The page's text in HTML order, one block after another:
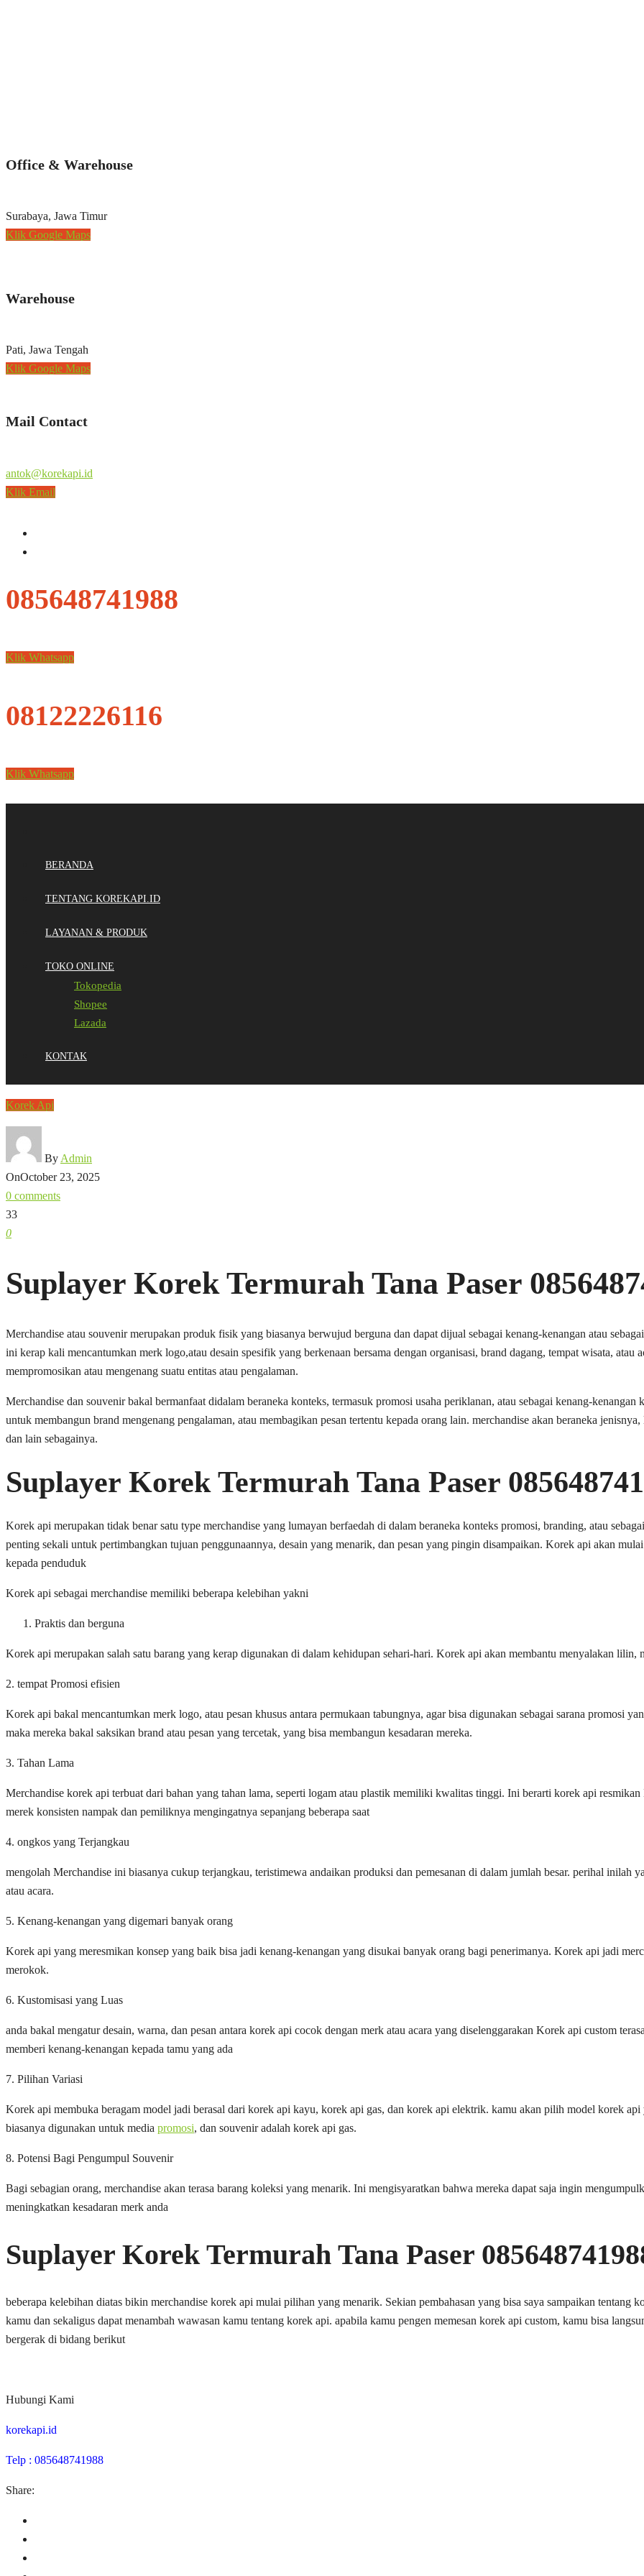
Office & Warehouse
Surabaya, Jawa Timur
Klik Google Maps
Warehouse
Pati, Jawa Tengah
Klik Google Maps
Mail Contact
antok@korekapi.id
Klik Email
085648741988
Klik Whatsapp
08122226116
Klik Whatsapp
BERANDA
TENTANG KOREKAPI.ID
LAYANAN & PRODUK
TOKO ONLINE
Tokopedia
Shopee
Lazada
KONTAK
Korek Api
By Admin
OnOctober 23, 2025
0 comments
33
0
Suplayer Korek Termurah Tana Paser
Merchandise atau souvenir merupakan produk fisik yang biasanya berwujud berguna dan dapat dijual sebagai kenang-kenangan atau
ini kerap kali mencantumkan merk logo,atau desain spesifik yang berkenaan bersama dengan organisasi, brand dagang, tempat wisata,
mempromosikan atau mengenang suatu entitas atau pengalaman.
Merchandise dan souvenir bakal bermanfaat didalam beraneka konteks, termasuk promosi usaha periklanan, atau sebagai kenang-
untuk membangun brand mengenang pengalaman, atau membagikan pesan tertentu kepada orang lain. merchandise akan beraneka
dan lain sebagainya.
Suplayer Korek Termurah Tana Paser
Korek api merupakan tidak benar satu type merchandise yang lumayan berfaedah di dalam beraneka konteks promosi, branding, atau
penting sekali untuk pertimbangkan tujuan penggunaannya, desain yang menarik, dan pesan yang pingin disampaikan. Korek api akan
kepada penduduk
Korek api sebagai merchandise memiliki beberapa kelebihan yakni
Praktis dan berguna
Korek api merupakan salah satu barang yang kerap digunakan di dalam kehidupan sehari-hari. Korek api akan membantu menyalakan
2. tempat Promosi efisien
Korek api bakal mencantumkan merk logo, atau pesan khusus antara permukaan tabungnya, agar bisa digunakan sebagai sarana promosi
maka mereka bakal saksikan brand atau pesan yang tercetak, yang bisa membangun kesadaran mereka.
3. Tahan Lama
Merchandise korek api terbuat dari bahan yang tahan lama, seperti logam atau plastik memiliki kwalitas tinggi. Ini berarti korek api
merek konsisten nampak dan pemiliknya mengingatnya sepanjang beberapa saat
4. ongkos yang Terjangkau
mengolah Merchandise ini biasanya cukup terjangkau, teristimewa andaikan produksi dan pemesanan di dalam jumlah besar. perihal inilah
atau acara.
5. Kenang-kenangan yang digemari banyak orang
Korek api yang meresmikan konsep yang baik bisa jadi kenang-kenangan yang disukai banyak orang bagi penerimanya. Korek api jadi
merokok.
6. Kustomisasi yang Luas
anda bakal mengatur desain, warna, dan pesan antara korek api cocok dengan merk atau acara yang diselenggarakan Korek api custom
memberi kenang-kenangan kepada tamu yang ada
7. Pilihan Variasi
Korek api membuka beragam model jadi berasal dari korek api kayu, korek api gas, dan korek api elektrik. kamu akan pilih model korek
biasanya digunakan untuk media promosi, dan souvenir adalah korek api gas.
8. Potensi Bagi Pengumpul Souvenir
Bagi sebagian orang, merchandise akan terasa barang koleksi yang menarik. Ini mengisyaratkan bahwa mereka dapat saja ingin
meningkatkan kesadaran merk anda
Suplayer Korek Termurah Tana Paser
beberapa kelebihan diatas bikin merchandise korek api mulai pilihan yang menarik. Sekian pembahasan yang bisa saya sampaikan tentang
kamu dan sekaligus dapat menambah wawasan kamu tentang korek api. apabila kamu pengen memesan korek api custom, kamu bisa
bergerak di bidang berikut
Hubungi Kami
korekapi.id
Telp : 085648741988
Share: